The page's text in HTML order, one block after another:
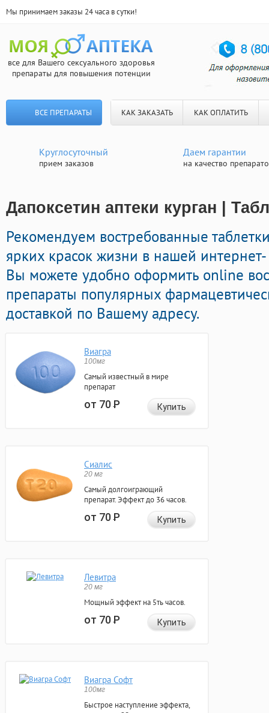
Мы принимаем заказы 24 часа в сутки!
все для Вашего сексуального здоровья
препараты для повышения потенции
ВСЕ ПРЕПАРАТЫ КАК ЗАКАЗАТЬ КАК ОПЛАТИТЬ
Круглосуточный
прием заказов
Даем гарантии
на качество
Дапоксетин аптеки курган |
Рекомендуем востребованные
ярких красок жизни в нашей
Вы можете удобно оформить online
препараты популярных
доставкой по Вашему адресу.
Виагра
100мг
Самый известный в мире
препарат
от 70Р Купить
Сиалис
20 мг
Самый долгоиграющий
препарат. Эффект до 36 часов.
от 70Р Купить
Левитра
20 мг
Мощный эффект на 5ть часов.
от 70Р Купить
Виагра Софт
100мг
Быстрое наступление эффекта,